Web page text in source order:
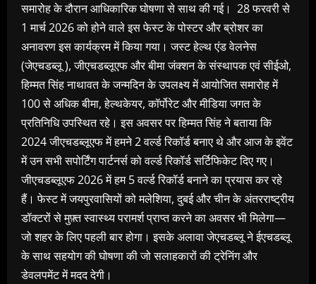
समारोह के दौरान आधिकारिक घोषणा से साथ की गई। 28 फरवरी से
1 मार्च 2026 को होने वाले इस फेस्ट के पोस्टर और ब्रोशर का
अनावरण इस कार्यक्रम में किया गया। जस्ट हेल्थ एंड वेलनेस
(जेएचडब्लू ), जीएचडब्लूएफ और बीमा जंक्शन के संस्थापक एवं सीईओ,
हिम्मत सिंह नाथावत के जन्मदिन के उपलक्ष्य में आयोजित समारोह में
100 से अधिक बीमा, हेल्थकेयर, कॉर्पोरेट और मीडिया जगत के
प्रतिनिधि उपस्थित रहे। इस अवसर पर हिम्मत सिंह ने बताया कि
2024 जीएचडब्लूएफ में हमने 2 वर्ल्ड रिकॉर्ड बनाए थे और आज के इवेंट
में उन सभी सपोर्टिंग पार्टनर्स को वर्ल्ड रिकॉर्ड सर्टिफिकेट दिए गए।
जीएचडब्लूएफ 2026 में हम 5 वर्ल्ड रिकॉर्ड बनाने का प्रयास कर रहे
हैं। फेस्ट में जयपुरवासियों को मलेशिया, दुबई और चीन के अंतरराष्ट्रीय
डॉक्टरों से मुफ़्त स्वास्थ्य परामर्श प्राप्त करने का अवसर भी मिलेगा—
जो शहर के लिए पहली बार होगा। इसके अलावा जेएचडब्लू ने ईएचडब्लू
के साथ सहयोग की घोषणा की जो सलाहकारों की ट्रेनिंग और
डेवलपमेंट में मदद देगी।